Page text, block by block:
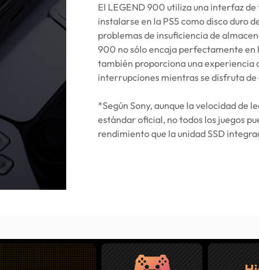
El LEGEND 900 utiliza una interfaz
instalarse en la PS5 como disco duro
problemas de insuficiencia de
900 no sólo encaja perfectamente en
también proporciona una experiencia
interrupciones mientras se disfruta
*Según Sony, aunque la velocidad de
estándar oficial, no todos los juegos
rendimiento que la unidad SSD